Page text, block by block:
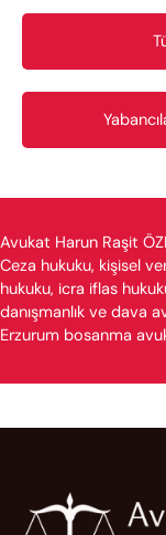
Avukat Harun Raşit
Ceza hukuku, kişisel
hukuku, icra iflas
danışmanlık ve dava
Erzurum bosanma